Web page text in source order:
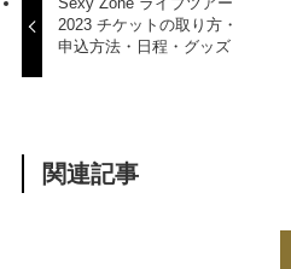
2023 チケットの取り方・
申込方法・日程・グッズ
関連記事